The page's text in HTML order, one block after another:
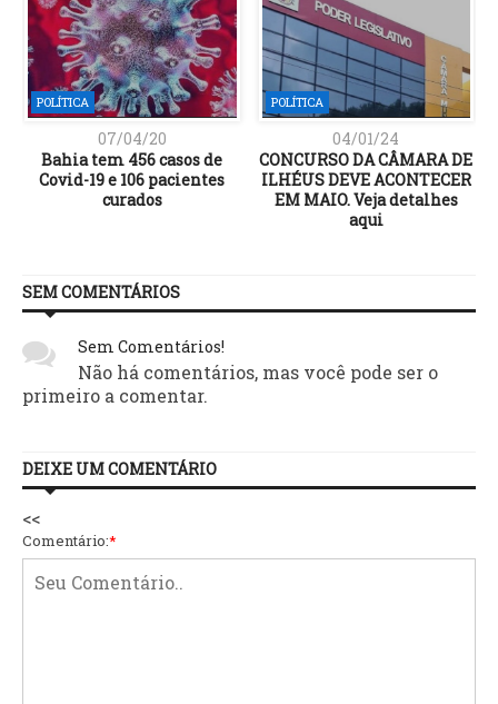
POLÍTICA
07/04/20
Bahia tem 456 casos de
Covid-19 e 106 pacientes
curados​
POLÍTICA
04/01/24
CONCURSO DA CÂMARA DE
ILHÉUS DEVE ACONTECER
EM MAIO. Veja detalhes
aqui
SEM COMENTÁRIOS
Sem Comentários!
Não há comentários, mas você pode ser o
primeiro a comentar.
DEIXE UM COMENTÁRIO
<<
Comentário:*